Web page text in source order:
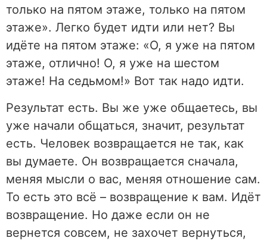
только на пятом этаже, только на пятом
этаже». Легко будет идти или нет? Вы
идёте на пятом этаже: «О, я уже на пятом
этаже, отлично! О, я уже на шестом
этаже! На седьмом!» Вот так надо идти.
Результат есть. Вы же уже общаетесь, вы
уже начали общаться, значит, результат
есть. Человек возвращается не так, как
вы думаете. Он возвращается сначала,
меняя мысли о вас, меняя отношение сам.
То есть это всё – возвращение к вам. Идёт
возвращение. Но даже если он не
вернется совсем, не захочет вернуться,